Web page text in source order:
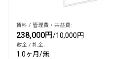
賃料 / 管理費・共益費:
238,000円/10,000円
敷金 / 礼金:
1.0ヶ月/無